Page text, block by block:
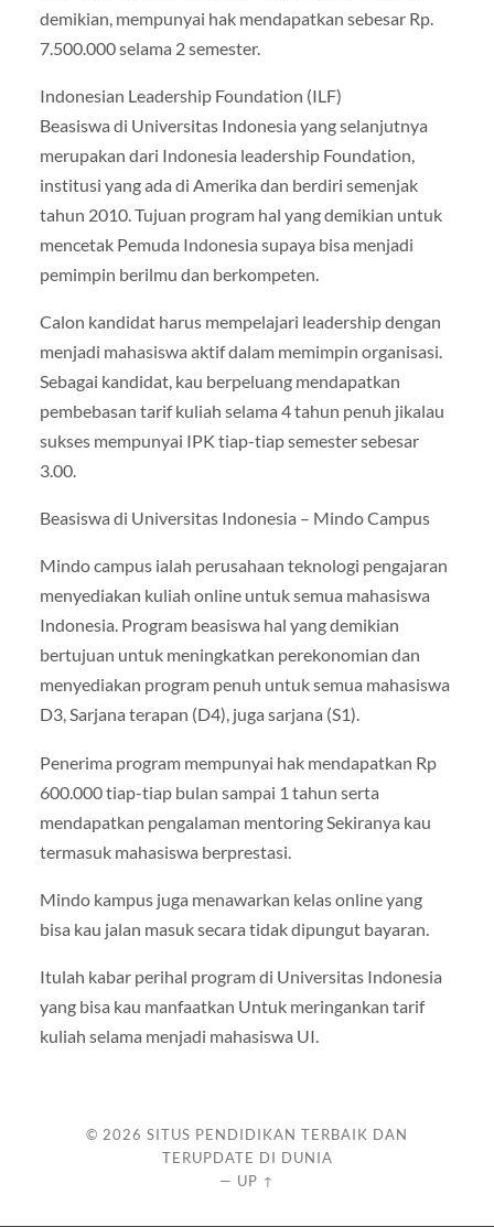
demikian, mempunyai hak mendapatkan sebesar Rp.
7.500.000 selama 2 semester.
Indonesian Leadership Foundation (ILF)
Beasiswa di Universitas Indonesia yang selanjutnya
merupakan dari Indonesia leadership Foundation,
institusi yang ada di Amerika dan berdiri semenjak
tahun 2010. Tujuan program hal yang demikian untuk
mencetak Pemuda Indonesia supaya bisa menjadi
pemimpin berilmu dan berkompeten.
Calon kandidat harus mempelajari leadership dengan
menjadi mahasiswa aktif dalam memimpin organisasi.
Sebagai kandidat, kau berpeluang mendapatkan
pembebasan tarif kuliah selama 4 tahun penuh jikalau
sukses mempunyai IPK tiap-tiap semester sebesar
3.00.
Beasiswa di Universitas Indonesia – Mindo Campus
Mindo campus ialah perusahaan teknologi pengajaran
menyediakan kuliah online untuk semua mahasiswa
Indonesia. Program beasiswa hal yang demikian
bertujuan untuk meningkatkan perekonomian dan
menyediakan program penuh untuk semua mahasiswa
D3, Sarjana terapan (D4), juga sarjana (S1).
Penerima program mempunyai hak mendapatkan Rp
600.000 tiap-tiap bulan sampai 1 tahun serta
mendapatkan pengalaman mentoring Sekiranya kau
termasuk mahasiswa berprestasi.
Mindo kampus juga menawarkan kelas online yang
bisa kau jalan masuk secara tidak dipungut bayaran.
Itulah kabar perihal program di Universitas Indonesia
yang bisa kau manfaatkan Untuk meringankan tarif
kuliah selama menjadi mahasiswa UI.
© 2026 SITUS PENDIDIKAN TERBAIK DAN
TERUPDATE DI DUNIA
— UP ↑